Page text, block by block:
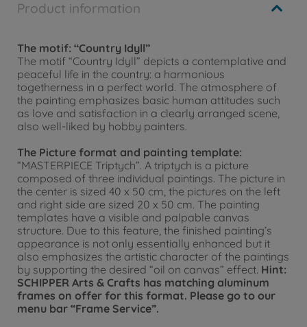
Product information
The motif: “Country Idyll”
The motif “Country Idyll” depicts a contemplative and
peaceful life in the country: a harmonious
togetherness in a perfect world. The atmosphere of
the painting emphasizes basic human attitudes such
as love and satisfaction in a clearly arranged scene,
also well-liked by hobby painters.
The Picture format and painting template:
“MASTERPIECE Triptych”. A triptych is a picture
composed of three individual paintings. The picture in
the center is sized 40 x 50 cm, the pictures on the left
and right side are sized 20 x 50 cm. The painting
templates have a visible and palpable canvas
structure. Due to this feature, the finished painting’s
appearance is not only essentially enhanced but it
also emphasizes the artistic character of the paintings
by supporting the desired “oil on canvas” effect. Hint:
SCHIPPER Arts & Crafts has matching aluminum
frames on offer for this format. Please go to our
menu bar “Frame Service”.